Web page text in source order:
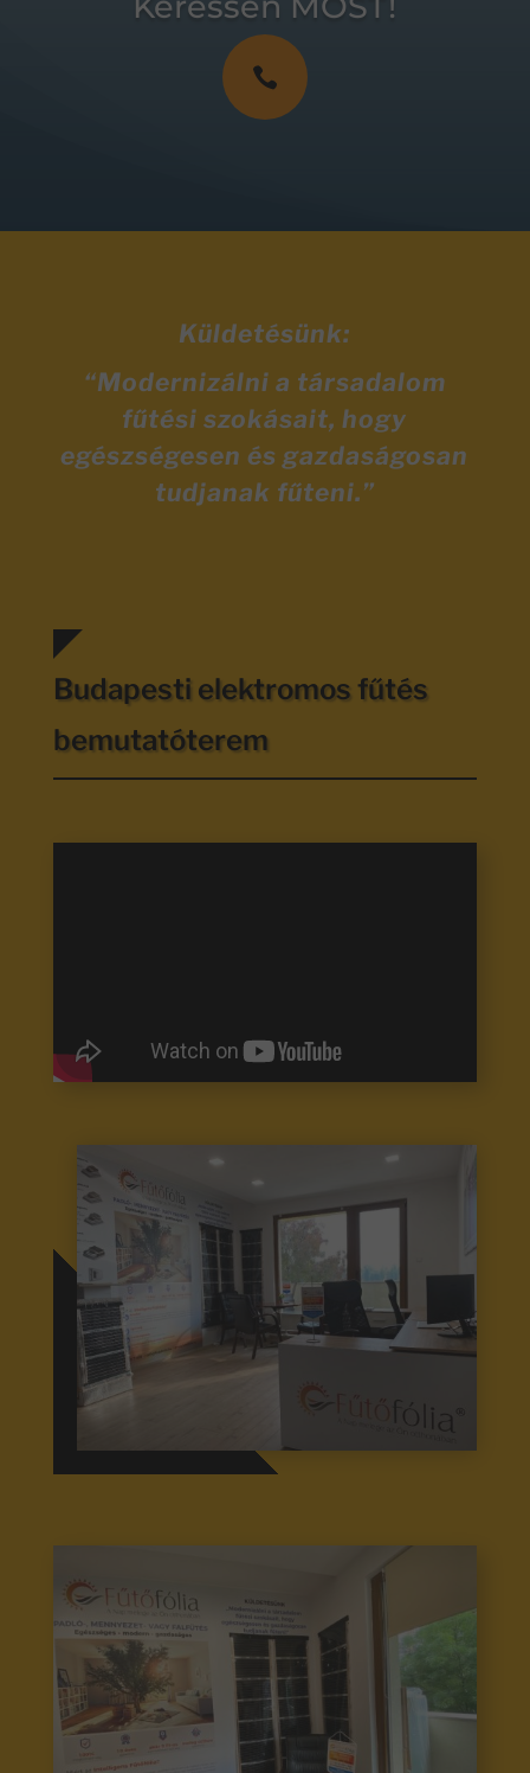

Küldetésünk:
“Modernizálni a társadalom
fűtési szokásait, hogy
egészségesen és gazdaságosan
tudjanak fűteni.”
Budapesti elektromos fűtés
bemutatóterem